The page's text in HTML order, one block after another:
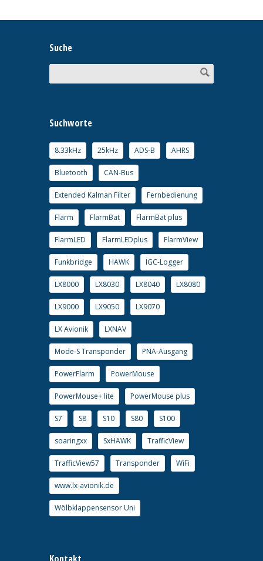
Suche
Suchworte
8.33kHz 25kHz ADS-B AHRS
Bluetooth CAN-Bus
Extended Kalman Filter Fernbedienung
Flarm FlarmBat FlarmBat plus
FlarmLED FlarmLEDplus FlarmView
Funkbridge HAWK IGC-Logger
LX8000 LX8030 LX8040 LX8080
LX9000 LX9050 LX9070
LX Avionik LXNAV
Mode-S Transponder PNA-Ausgang
PowerFlarm PowerMouse
PowerMouse+ lite PowerMouse plus
S7 S8 S10 S80 S100
soaringxx SxHAWK TrafficView
TrafficView57 Transponder WiFi
www.lx-avionik.de
Wölbklappensensor Uni